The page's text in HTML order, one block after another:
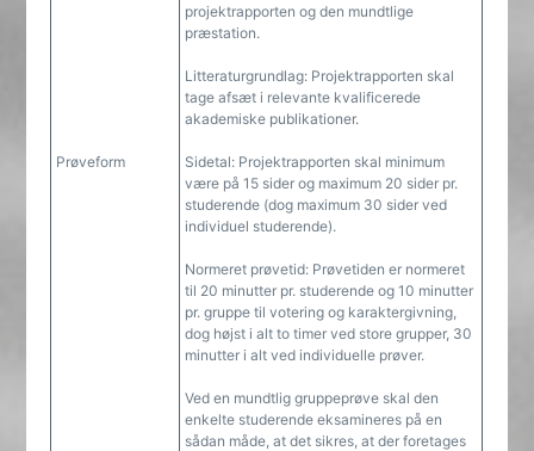
Prøveform
projektrapporten og den mundtlige
præstation.
Litteraturgrundlag: Projektrapporten skal
tage afsæt i relevante kvalificerede
akademiske publikationer.
Sidetal: Projektrapporten skal minimum
være på 15 sider og maximum 20 sider pr.
studerende (dog maximum 30 sider ved
individuel studerende).
Normeret prøvetid: Prøvetiden er normeret
til 20 minutter pr. studerende og 10 minutter
pr. gruppe til votering og karaktergivning,
dog højst i alt to timer ved store grupper, 30
minutter i alt ved individuelle prøver.
Ved en mundtlig gruppeprøve skal den
enkelte studerende eksamineres på en
sådan måde, at det sikres, at der foretages